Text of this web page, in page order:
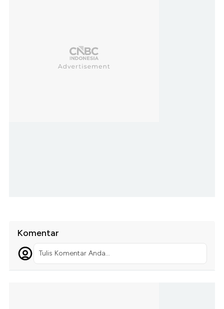
Komentar
Tulis Komentar Anda...